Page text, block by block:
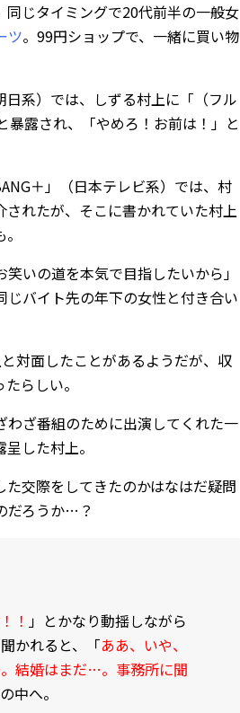
じタイミングで20代前半の一般女
ツ。99円ショップで、一緒に買い物
系）では、しずる村上に「（フル
露され、「やめろ！お前は！」と
＋」（日本テレビ系）では、村
れたが、そこに書かれていた村上
いの道を本気で目指したいから」
バイト先の年下の女性と付き合い
対面したことがあるようだが、収
らしい。
ざ番組のために出演してくれた一
した村上。
交際をしてきたのかはなはだ疑問
だろうか…？
！ 」とかなり動揺しながら
かれると、「ああ、いや、
結婚はまだ…。事務所に聞
中へ。